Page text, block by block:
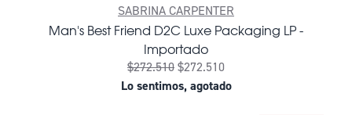
SABRINA CARPENTER
Man's Best Friend D2C Luxe Packaging LP -
Importado
$272.510$272.510
Lo sentimos, agotado